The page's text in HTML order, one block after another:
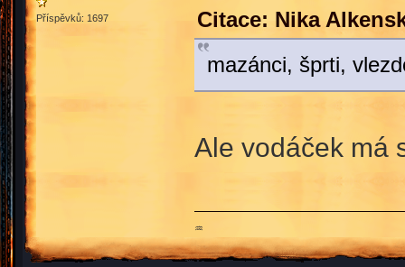
Příspěvků: 1697
Citace: Nika
mazánci, šprti,
Ale vodáček má
♒